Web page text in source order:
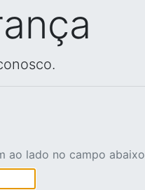
ao lado no campo abaixo